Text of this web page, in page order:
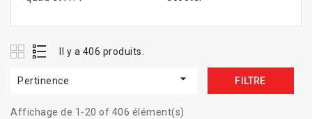
Il y a 406 produits.
Pertinence  FILTRE
Affichage de 1-20 of 406 élément(s)